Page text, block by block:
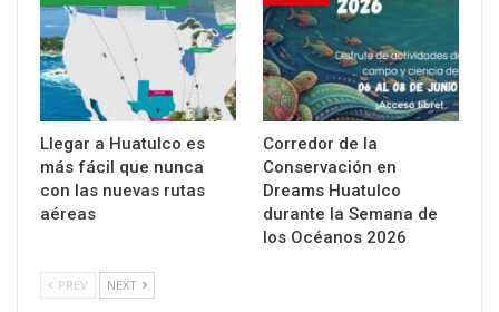
Llegar a Huatulco es
más fácil que nunca
con las nuevas rutas
aéreas
Corredor de la
Conservación en
Dreams Huatulco
durante la Semana de
los Océanos 2026
PREV NEXT